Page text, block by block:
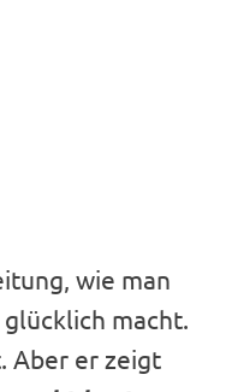
wie man
macht.
Aber er zeigt